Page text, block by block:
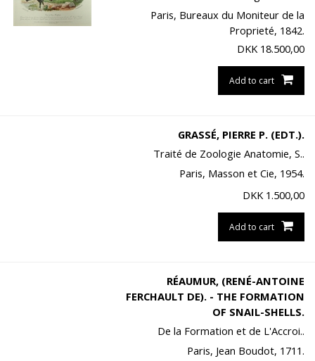
Paris, Bureaux du Moniteur de la
Proprieté, 1842.
DKK 18.500,00
Add to cart
GRASSÉ, PIERRE P. (EDT.).
Traité de Zoologie Anatomie, S..
Paris, Masson et Cie, 1954.
DKK 1.500,00
Add to cart
RÉAUMUR, (RENÉ-ANTOINE
FERCHAULT DE). - THE FORMATION
OF SNAIL-SHELLS.
De la Formation et de L'Accroi..
Paris, Jean Boudot, 1711.